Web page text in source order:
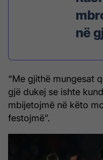
në
“Me gjithë mungesat
gjë dukej se ishte
mbijetojmë në këto
festojmë”.